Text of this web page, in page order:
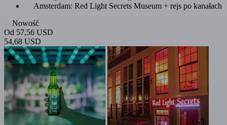
Amsterdam: Red Light Secrets Museum + rejs po kanałach
Nowość
Od 57,56 USD
54,68 USD